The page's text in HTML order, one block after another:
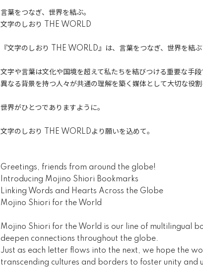
言葉をつなぎ、世界を結ぶ。
文字のしおり THE WORLD
『文字のしおり THE WORLD』は、言葉をつなぎ、世界を結ぶ
文字や言葉は文化や国境を超えて私たちを結びつける重要な手段
異なる背景を持つ人々が共通の理解を築く媒体として大切な役割
世界がひとつでありますように。
文字のしおり THE WORLDより願いを込めて。
Greetings, friends from around the globe!
Introducing Mojino Shiori Bookmarks
Linking Words and Hearts Across the Globe
Mojino Shiori for the World
Mojino Shiori for the World is our line of multilingual
deepen connections throughout the globe.
Just as each letter flows into the next, we hope the
transcending cultures and borders to foster unity and